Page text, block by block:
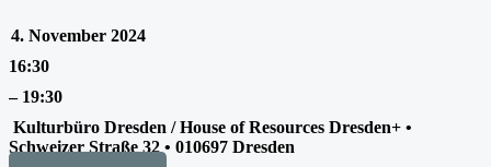
4. November 2024
16:30
– 19:30
Kulturbüro Dresden / House of Resources Dresden+ •
Schweizer Straße 32 • 010697 Dresden